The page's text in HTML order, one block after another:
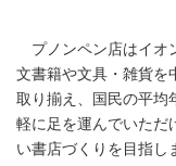
プノンペン店はイオ
文書籍や文具・雑貨を
取り揃え、国民の平均
軽に足を運んでいただ
い書店づくりを目指し